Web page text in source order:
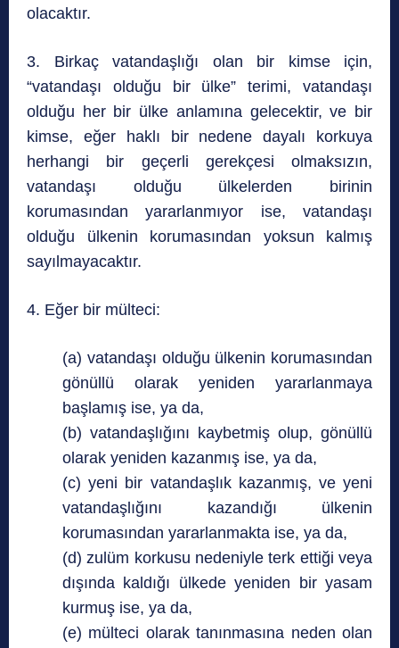
olacaktır.
3. Birkaç vatandaşlığı olan bir kimse için,
“vatandaşı olduğu bir ülke” terimi, vatandaşı
olduğu her bir ülke anlamına gelecektir, ve bir
kimse, eğer haklı bir nedene dayalı korkuya
herhangi bir geçerli gerekçesi olmaksızın,
vatandaşı olduğu ülkelerden birinin
korumasından yararlanmıyor ise, vatandaşı
olduğu ülkenin korumasından yoksun kalmış
sayılmayacaktır.
4. Eğer bir mülteci:
(a) vatandaşı olduğu ülkenin korumasından
gönüllü olarak yeniden yararlanmaya
başlamış ise, ya da,
(b) vatandaşlığını kaybetmiş olup, gönüllü
olarak yeniden kazanmış ise, ya da,
(c) yeni bir vatandaşlık kazanmış, ve yeni
vatandaşlığını kazandığı ülkenin
korumasından yararlanmakta ise, ya da,
(d) zulüm korkusu nedeniyle terk ettiği veya
dışında kaldığı ülkede yeniden bir yasam
kurmuş ise, ya da,
(e) mülteci olarak tanınmasına neden olan